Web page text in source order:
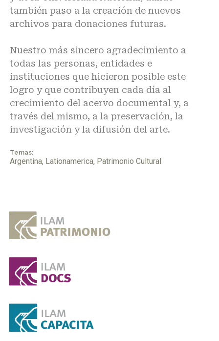
también paso a la creación de nuevos
archivos para donaciones futuras.
Nuestro más sincero agradecimiento a
todas las personas, entidades e
instituciones que hicieron posible este
logro y que contribuyen cada día al
crecimiento del acervo documental y, a
través del mismo, a la preservación, la
investigación y la difusión del arte.
Temas:
Argentina, Lationamerica, Patrimonio Cultural